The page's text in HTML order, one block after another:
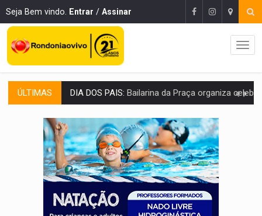
Seja Bem vindo. Entrar / Assinar
ÚLTIMAS VÍDEO:Perseguição a embarcação no rio Madeira termina com
MEGA SENA:Prêmio acumula para R$ 165
Publicação Legal:AVISO DE LICITAÇÃO: PREGÃO ELETRÔNICO Nº
PROVA CONTÁBIL:UNNESA apresenta documentos e questiona
Ciclista é atropelado por carro na região Central de
Publicação Legal: AVISO DE LICITAÇÃO: PREGÃO ELETRÔNICO N.º